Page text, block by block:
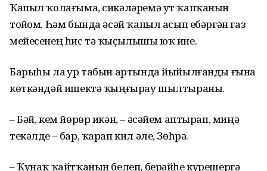
Ҡапыл ҡолағыма, сикәләремә ут ҡапҡанын
тойҙом. Һәм бында әсәй ҡапыл асып ебәргән газ
мейесенең һис тә ҡыҫылышы юҡ ине.
Барыһы ла ҙур табын артында йыйылғанды ғына
көткәндәй ишектә ҡыңғырау шылтыраны.
– Бәй, кем йөрөр икән, – әсәйем аптырап, миңә
текәлде – бар, ҡарап кил әле, Зөһрә.
– Ҡунаҡ ҡайтҡанын белеп, берәйһе күрешергә